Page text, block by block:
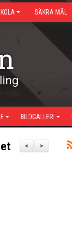
SÄKRA MÅL
BILDGALLERI
>
<